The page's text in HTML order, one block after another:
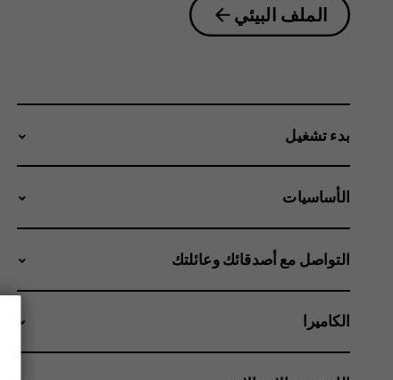
الملف البيئي
بدء تشغيل
الأساسيات
التواصل مع أصدقائك وعائلتك
الكاميرا